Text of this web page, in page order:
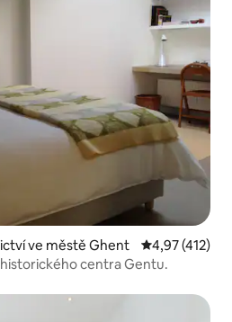
ve městě Ghent Průměrné
4,97 (412)
centra Gentu.